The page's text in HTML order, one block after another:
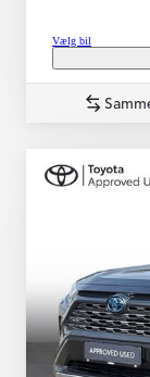
Vælg bil